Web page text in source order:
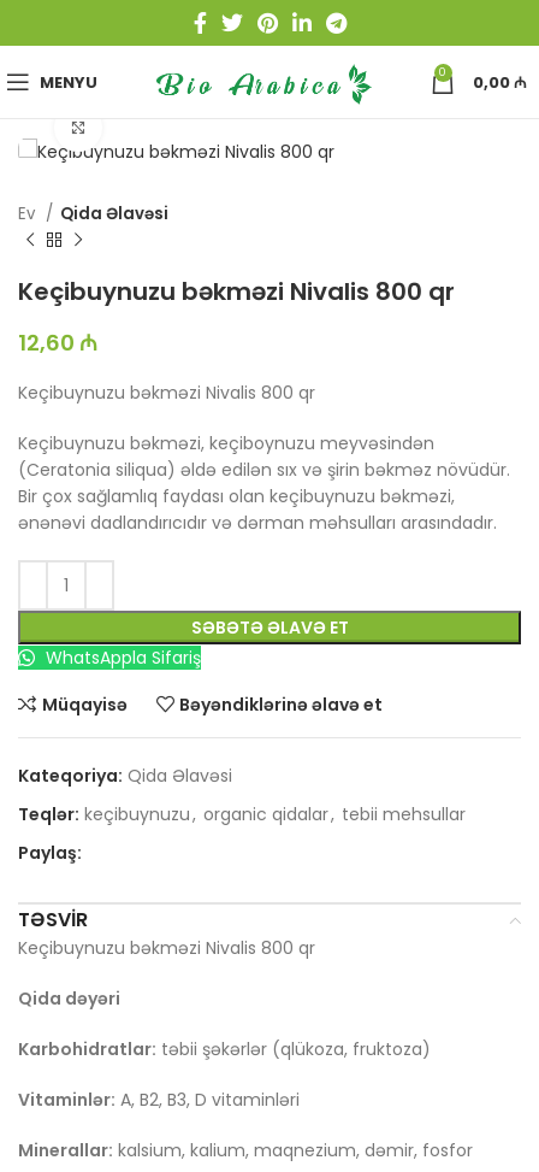
MENYU 0 0,00₼
Ev Qida Əlavəsi
Keçibuynuzu bəkməzi Nivalis 800 qr
12,60 ₼
Keçibuynuzu bəkməzi Nivalis 800 qr
Keçibuynuzu bəkməzi, keçiboynuzu meyvəsindən
(Ceratonia siliqua) əldə edilən sıx və şirin bəkməz növüdür.
Bir çox sağlamlıq faydası olan keçibuynuzu bəkməzi,
ənənəvi dadlandırıcıdır və dərman məhsulları arasındadır.
SƏBƏTƏ ƏLAVƏ ET
WhatsAppla Sifariş
Müqayisə
Bəyəndiklərinə əlavə et
Kateqoriya: Qida Əlavəsi
Teqlər: keçibuynuzu, organic qidalar, tebii mehsullar
Paylaş:
TƏSVIR
Keçibuynuzu bəkməzi Nivalis 800 qr
Qida dəyəri
Karbohidratlar: təbii şəkərlər (qlükoza, fruktoza)
Vitaminlər: A, B2, B3, D vitaminləri
Minerallar: kalsium, kalium, maqnezium, dəmir, fosfor